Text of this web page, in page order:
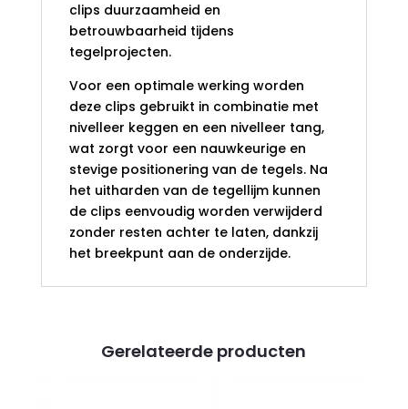
clips duurzaamheid en
betrouwbaarheid tijdens
tegelprojecten.
Voor een optimale werking worden
deze clips gebruikt in combinatie met
nivelleer keggen en een nivelleer tang,
wat zorgt voor een nauwkeurige en
stevige positionering van de tegels. Na
het uitharden van de tegellijm kunnen
de clips eenvoudig worden verwijderd
zonder resten achter te laten, dankzij
het breekpunt aan de onderzijde.
Gerelateerde producten